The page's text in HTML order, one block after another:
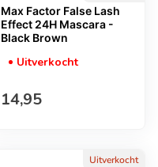
Max Factor False Lash
Effect 24H Mascara -
Black Brown
Uitverkocht
Normale prijs
14,95
Uitverkocht